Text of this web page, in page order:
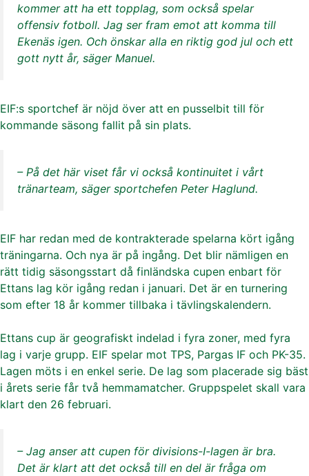
kommer att ha ett topplag, som också spelar
offensiv fotboll. Jag ser fram emot att komma till
Ekenäs igen. Och önskar alla en riktig god jul och ett
gott nytt år, säger Manuel.
EIF:s sportchef är nöjd över att en pusselbit till för
kommande säsong fallit på sin plats.
– På det här viset får vi också kontinuitet i vårt
tränarteam, säger sportchefen Peter Haglund.
EIF har redan med de kontrakterade spelarna kört igång
träningarna. Och nya är på ingång. Det blir nämligen en
rätt tidig säsongsstart då finländska cupen enbart för
Ettans lag kör igång redan i januari. Det är en turnering
som efter 18 år kommer tillbaka i tävlingskalendern.
Ettans cup är geografiskt indelad i fyra zoner, med fyra
lag i varje grupp. EIF spelar mot TPS, Pargas IF och PK-35.
Lagen möts i en enkel serie. De lag som placerade sig bäst
i årets serie får två hemmamatcher. Gruppspelet skall vara
klart den 26 februari.
– Jag anser att cupen för divisions-I-lagen är bra.
Det är klart att det också till en del är fråga om